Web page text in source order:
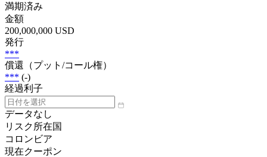
満期済み
金額
200,000,000 USD
発行
***
償還（プット/コール権）
*** (-)
経過利子
データなし
リスク所在国
コロンビア
現在クーポン